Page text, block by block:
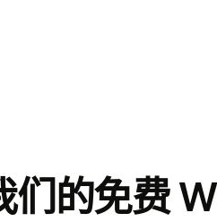
们的免费